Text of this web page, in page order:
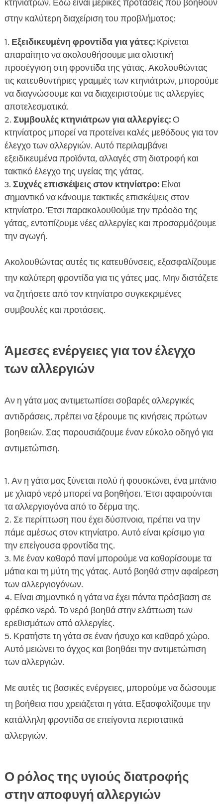
κτηνιάτρων. Εδώ είναι μερικές προτάσεις που βοηθούν
στην καλύτερη διαχείριση του προβλήματος:
Εξειδικευμένη φροντίδα για γάτες:Κρίνεται
απαραίτητο να ακολουθήσουμε μια ολιστική
προσέγγιση στη φροντίδα της γάτας. Ακολουθώντας
τις κατευθυντήριες γραμμές των κτηνιάτρων, μπορούμε
να διαγνώσουμε και να διαχειριστούμε τις αλλεργίες
αποτελεσματικά.
Συμβουλές κτηνιάτρων για αλλεργίες:Ο
κτηνίατρος μπορεί να προτείνει καλές μεθόδους για τον
έλεγχο των αλλεργιών. Αυτό περιλαμβάνει
εξειδικευμένα προϊόντα, αλλαγές στη διατροφή και
τακτικό έλεγχο της υγείας της γάτας.
Συχνές επισκέψεις στον κτηνίατρο:Είναι
σημαντικό να κάνουμε τακτικές επισκέψεις στον
κτηνίατρο. Έτσι παρακολουθούμε την πρόοδο της
γάτας, εντοπίζουμε νέες αλλεργίες και προσαρμόζουμε
την αγωγή.
Ακολουθώντας αυτές τις κατευθύνσεις, εξασφαλίζουμε
την καλύτερη φροντίδα για τις γάτες μας. Μην διστάζετε
να ζητήσετε από τον κτηνίατρο συγκεκριμένες
συμβουλές και προτάσεις.
Άμεσες ενέργειες για τον έλεγχο
των αλλεργιών
Αν η γάτα μας αντιμετωπίσει σοβαρές αλλεργικές
αντιδράσεις, πρέπει να ξέρουμε τις κινήσεις πρώτων
βοηθειών. Σας παρουσιάζουμε έναν εύκολο οδηγό για
αντιμετώπιση.
Αν η γάτα μας ξύνεται πολύ ή φουσκώνει, ένα μπάνιο
με χλιαρό νερό μπορεί να βοηθήσει. Έτσι αφαιρούνται
τα αλλεργιογόνα από το δέρμα της.
Σε περίπτωση που έχει δύσπνοια, πρέπει να την
πάμε αμέσως στον κτηνίατρο. Αυτό είναι κρίσιμο για
την επείγουσα φροντίδα της.
Με έναν καθαρό πανί μπορούμε να καθαρίσουμε τα
μάτια και τη μύτη της γάτας. Αυτό βοηθά στην αφαίρεση
των αλλεργιογόνων.
Είναι σημαντικό η γάτα να έχει πάντα πρόσβαση σε
φρέσκο νερό. Το νερό βοηθά στην ελάττωση των
ερεθισμάτων από αλλεργίες.
Κρατήστε τη γάτα σε έναν ήσυχο και καθαρό χώρο.
Αυτό μειώνει το άγχος και βοηθάει την αντιμετώπιση
των αλλεργιών.
Με αυτές τις βασικές ενέργειες, μπορούμε να δώσουμε
τη βοήθεια που χρειάζεται η γάτα. Εξασφαλίζουμε την
κατάλληλη φροντίδα σε επείγοντα περιστατικά
αλλεργιών.
Ο ρόλος της υγιούς διατροφής
στην αποφυγή αλλεργιών